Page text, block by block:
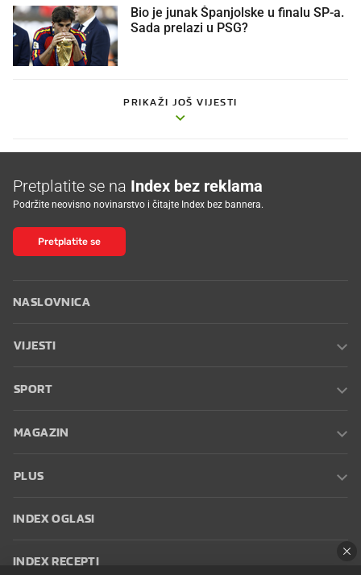
Bio je junak Španjolske u finalu SP-a.
Sada prelazi u PSG?
PRIKAŽI JOŠ VIJESTI
Pretplatite se na Index bez reklama
Podržite neovisno novinarstvo i čitajte Index bez bannera.
Pretplatite se
NASLOVNICA
VIJESTI
SPORT
MAGAZIN
PLUS
INDEX OGLASI
INDEX RECEPTI